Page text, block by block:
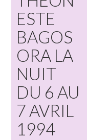
ESTE
BAGOS
ORA LA
NUIT
DU 6 AU
7 AVRIL
1994